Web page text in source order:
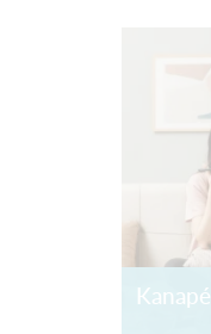
Kanapé